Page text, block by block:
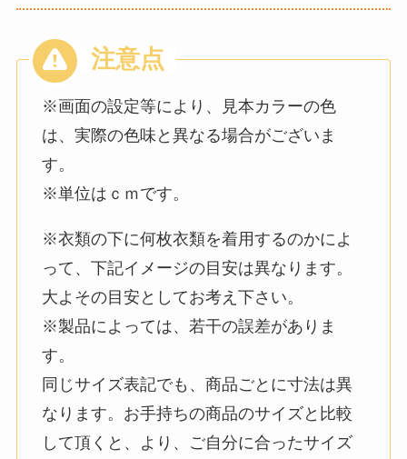
※画面の設定等により、見本カラーの色
は、実際の色味と異なる場合がございま
す。
※単位はｃｍです。
※衣類の下に何枚衣類を着用するのかによ
って、下記イメージの目安は異なります。
大よその目安としてお考え下さい。
※製品によっては、若干の誤差がありま
す。
同じサイズ表記でも、商品ごとに寸法は異
なります。お手持ちの商品のサイズと比較
して頂くと、より、ご自分に合ったサイズ